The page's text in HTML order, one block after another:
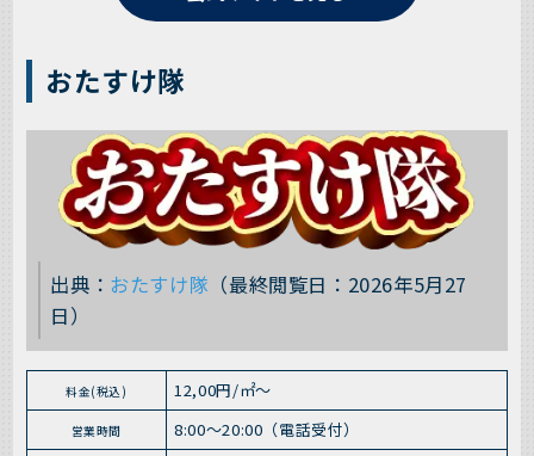
おたすけ隊
出典： おたすけ隊 （最終閲覧日：2026年5月27
日）
料金(税込) 12,00円/㎡～
営業時間 8:00～20:00（電話受付）